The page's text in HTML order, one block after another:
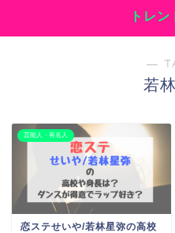
トレ
―
若
芸能人・有名人
恋ステせいや/若林星弥の高校